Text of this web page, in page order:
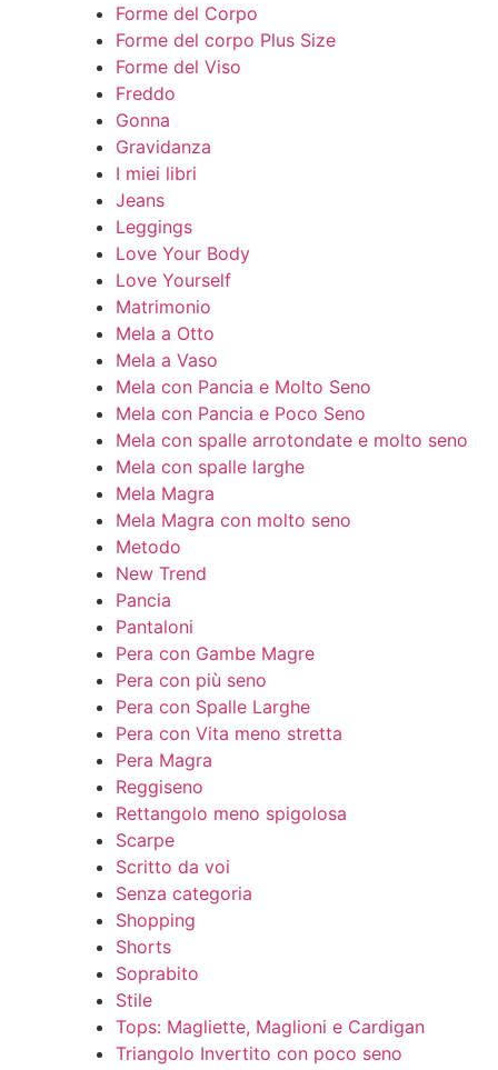
Forme del Corpo
Forme del corpo Plus Size
Forme del Viso
Freddo
Gonna
Gravidanza
I miei libri
Jeans
Leggings
Love Your Body
Love Yourself
Matrimonio
Mela a Otto
Mela a Vaso
Mela con Pancia e Molto Seno
Mela con Pancia e Poco Seno
Mela con spalle arrotondate e molto seno
Mela con spalle larghe
Mela Magra
Mela Magra con molto seno
Metodo
New Trend
Pancia
Pantaloni
Pera con Gambe Magre
Pera con più seno
Pera con Spalle Larghe
Pera con Vita meno stretta
Pera Magra
Reggiseno
Rettangolo meno spigolosa
Scarpe
Scritto da voi
Senza categoria
Shopping
Shorts
Soprabito
Stile
Tops: Magliette, Maglioni e Cardigan
Triangolo Invertito con poco seno